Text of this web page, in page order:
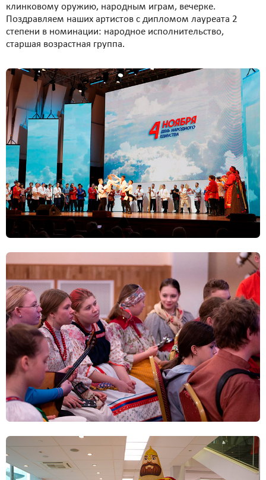
клинковому оружию, народным играм, вечерке.
Поздравляем наших артистов с дипломом лауреата 2
степени в номинации: народное исполнительство,
старшая возрастная группа.